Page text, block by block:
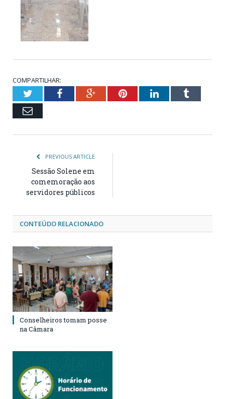
COMPARTILHAR:
TwitterFacebookGoogle+PinterestLinkedInTumblr
Email
PREVIOUS ARTICLE
Sessão Solene em
comemoração aos
servidores públicos
CONTEÚDO RELACIONADO
Conselheiros tomam posse
na Câmara